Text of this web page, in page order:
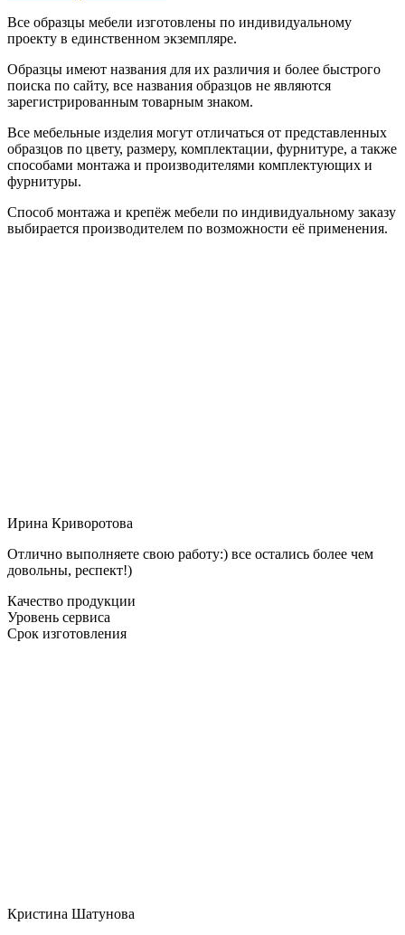
Все образцы мебели изготовлены по индивидуальному
проекту в единственном экземпляре.
Образцы имеют названия для их различия и более быстрого
поиска по сайту, все названия образцов не являются
зарегистрированным товарным знаком.
Все мебельные изделия могут отличаться от представленных
образцов по цвету, размеру, комплектации, фурнитуре, а также
способами монтажа и производителями комплектующих и
фурнитуры.
Способ монтажа и крепёж мебели по индивидуальному заказу
выбирается производителем по возможности её применения.
Ирина Криворотова
Отлично выполняете свою работу:) все остались более чем
довольны, респект!)
Качество продукции
Уровень сервиса
Срок изготовления
Кристина Шатунова